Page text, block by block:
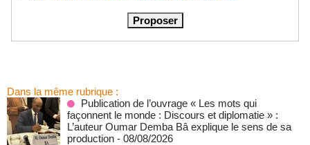
Dans la même rubrique :
Publication de l’ouvrage « Les mots qui
façonnent le monde : Discours et diplomatie » :
L’auteur Oumar Demba Bâ explique le sens de sa
production - 08/08/2026